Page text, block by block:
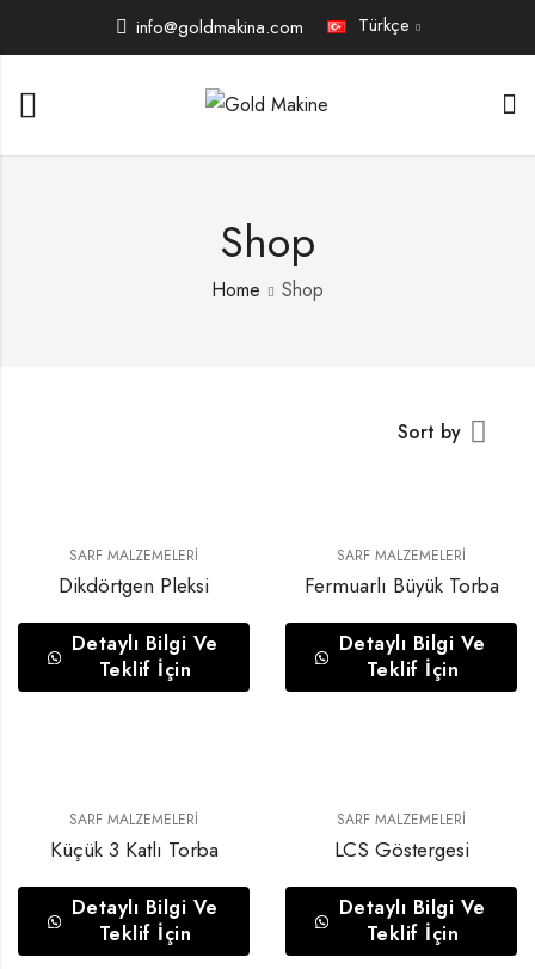
info@goldmakina.com Türkçe
Shop
Home Shop
Sort by
SARF MALZEMELERI
Dikdörtgen Pleksi
Detaylı Bilgi Ve
Teklif İçin
SARF MALZEMELERI
Fermuarlı Büyük Torba
Detaylı Bilgi Ve
Teklif İçin
SARF MALZEMELERI
Küçük 3 Katlı Torba
Detaylı Bilgi Ve
Teklif İçin
SARF MALZEMELERI
LCS Göstergesi
Detaylı Bilgi Ve
Teklif İçin